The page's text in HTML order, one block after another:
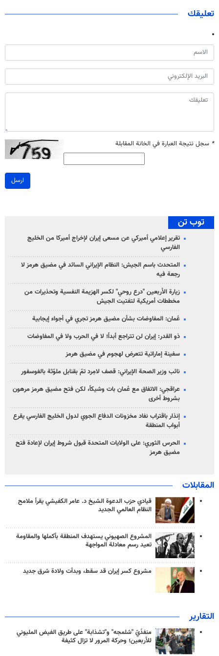
تعليقك
* سجل نتيجة العبارة في الخانة المقابلة
ارسل
توب تن
تقرير إعلامي أميركي عن مسعى إيران لإخراج أميركا من الخليج
الفارسي
المتحدث باسم الجيش: النظام الإيراني السائد في مضيق هرمز لا
رجعة فيه
زيارة الأربعين "درع روحي" لكسر الهزيمة النفسية وتحذيرات من
مخططات أمريكية لتفتيت الجيش
عُمان: المفاوضات بشأن مضيق هرمز تجري في أجواء إيجابية
ذو القدر: إيران لن تتراجع أبداً؛ لا في الحرب ولا في المفاوضات
سفينة إماراتية تتعرض لهجوم في مضيق هرمز
نائب وزير الصحة الإيراني: قصف لامِرد تمّ بقنابل ملوّثة بالفوسفور
عراقجي: الاتفاق مع عُمان بات وشيكاً، لكن فتح مضيق هرمز مرهون
بشروط أخرى
إنذار باقتراب نفاد مخزونات الدفاع الجوي لدول الخليج الفارسي يقرع
أبواب المنطقة
الحرس الثوري: على الولايات المتحدة قبول شروط إيران لإعادة فتح
مضيق هرمز
المقابلات
قيادي حزب الدعوة الشيخ د. عامر الكفيشي يقرأ ملامح
النظام العالمي الجديد
المشروع الصهيوني يستهدف المنطقة بأكملها والمقاومة
تعيد رسم معادلة المواجهة
مشروع كسر إيران قد سقط، وبدأت ولادة شرق جديد
التقارير
منفذَيّ "شلمجه" و"تشذابة" على طريق الفيض المليوني
للأربعين؛ وحركة المرور لا تزال كثيفة